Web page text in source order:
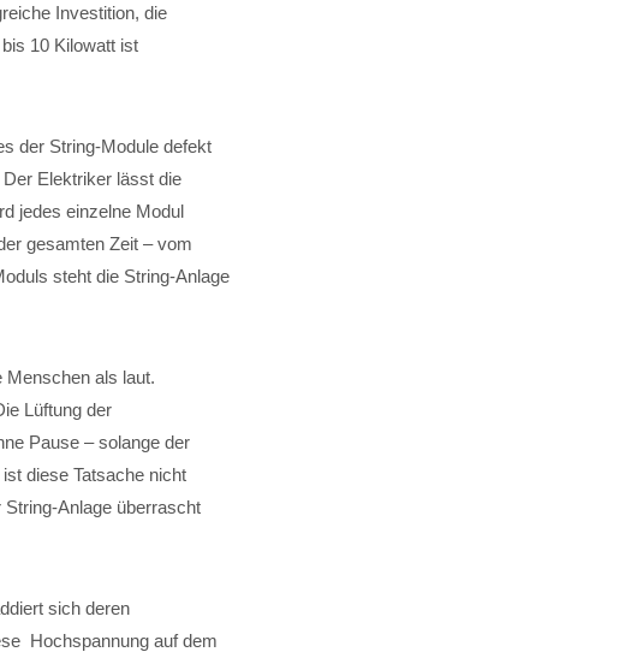
Investition, die
10 Kilowatt ist
der String-Module defekt
Elektriker lässt die
jedes einzelne Modul
gesamten Zeit – vom
steht die String-Anlage
Menschen als laut.
Lüftung der
Pause – solange der
diese Tatsache nicht
Anlage überrascht
sich deren
Hochspannung auf dem